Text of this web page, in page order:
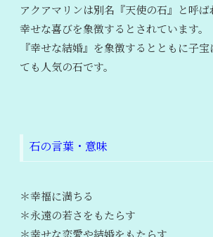
アクアマリンは別名『天使の石』と呼ば
幸せな喜びを象徴するとされています。
『幸せな結婚』を象徴するとともに子
ても人気の石です。
石の言葉・意味
＊幸福に満ちる
＊永遠の若さをもたらす